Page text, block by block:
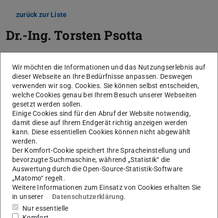
zurück zur Liste
Dr.-Ing. Torsten Psotta
Wir möchten die Informationen und das Nutzungserlebnis auf
dieser Webseite an Ihre Bedürfnisse anpassen. Deswegen
verwenden wir sog. Cookies. Sie können selbst entscheiden,
welche Cookies genau bei Ihrem Besuch unserer Webseiten
gesetzt werden sollen.
Einige Cookies sind für den Abruf der Website notwendig,
damit diese auf Ihrem Endgerät richtig anzeigen werden
kann. Diese essentiellen Cookies können nicht abgewählt
werden.
Der Komfort-Cookie speichert Ihre Spracheinstellung und
bevorzugte Suchmaschine, während „Statistik“ die
Auswertung durch die Open-Source-Statistik-Software
„Matomo“ regelt.
Weitere Informationen zum Einsatz von Cookies erhalten Sie
in unserer
Datenschutzerklärung.
Nur essentielle